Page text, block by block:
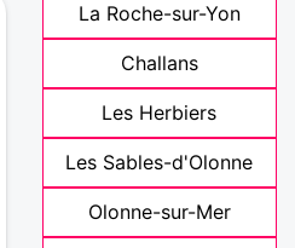
La Roche-sur-Yon
Challans
Les Herbiers
Les Sables-d'Olonne
Olonne-sur-Mer